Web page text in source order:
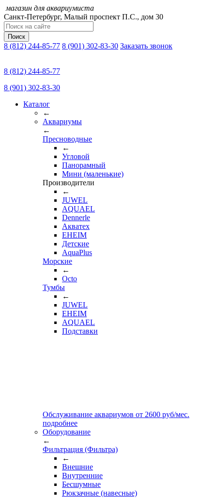
магазин для аквариумиста
Санкт-Петербург, Малый проспект П.C., дом 30
Поиск
8 (812) 244-85-77 8 (901) 302-83-30 Заказать звонок
8 (812) 244-85-77
8 (901) 302-83-30
Каталог
←
Аквариумы
←
Пресноводные
←
Угловой
Панорамный
Мини (маленькие)
Производители
←
JUWEL
AQUAEL
Dennerle
Акватех
EHEIM
Детские
AquaPlus
Морские
←
Octo
Тумбы
←
JUWEL
EHEIM
AQUAEL
Подставки
Обслуживание аквариумов от 2600 руб/мес.
подробнее
Оборудование
←
Фильтрация (Фильтра)
←
Внешние
Внутренние
Бесшумные
Рюкзачные (навесные)